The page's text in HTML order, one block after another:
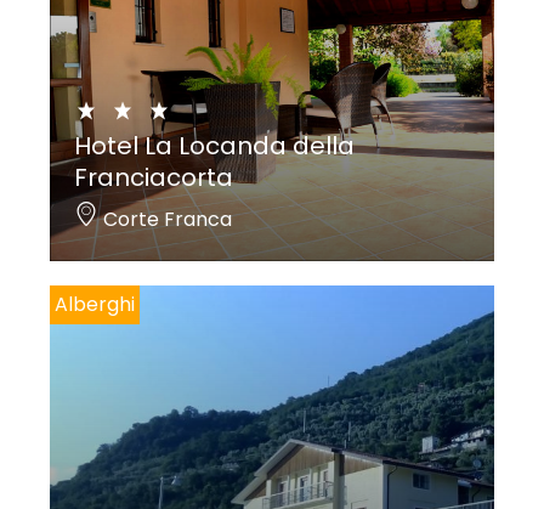
Hotel La Locanda della
Franciacorta
Corte Franca
Alberghi